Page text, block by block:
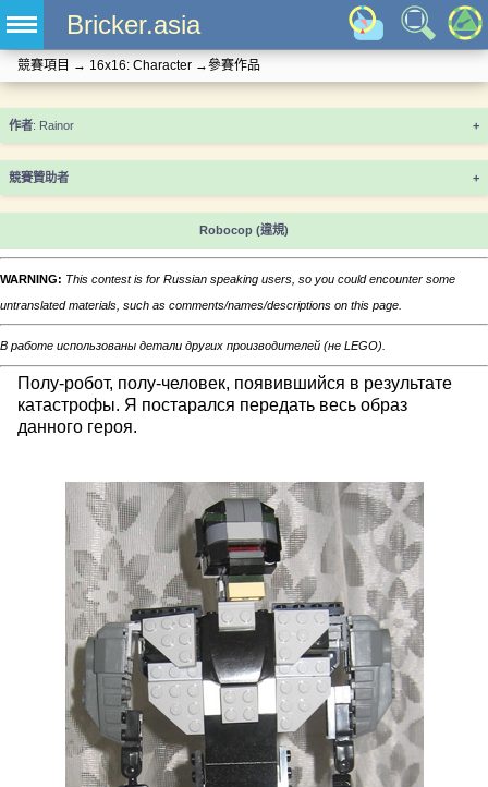
Bricker.asia
競賽項目 → 16x16: Character →參賽作品
+
競賽贊助者 +
Robocop (違規)
WARNING: This contest is for Russian speaking users, so you could encounter some
untranslated materials, such as comments/names/descriptions on this page.
В работе использованы детали других производителей (не LEGO).
Полу-робот, полу-человек, появившийся в результате
катастрофы. Я постарался передать весь образ
данного героя.